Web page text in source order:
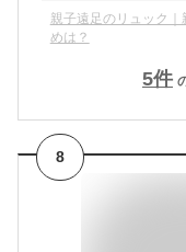
親子遠足のリュック
めは？
5件
8